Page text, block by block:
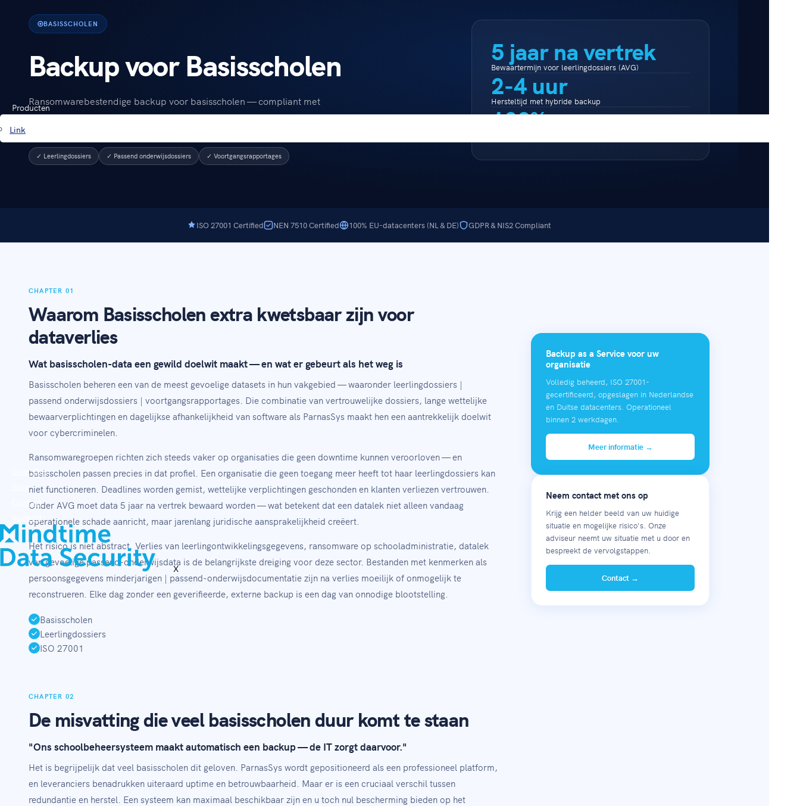
Producten
Link
Over Ons
Contact
Support
X
BASISSCHOLEN
Backup voor Basisscholen
Ransomwarebestendige backup voor basisscholen — compliant met
AVG, gehost op Nederlandse bodem.
✓ Leerlingdossiers ✓ Passend onderwijsdossiers ✓ Voortgangsrapportages
5 jaar na vertrek
Bewaartermijn voor leerlingdossiers (AVG)
2-4 uur
Hersteltijd met hybride backup
100%
ISO 27001 Certified NEN 7510 Certified 100% EU-datacenters (NL & DE) GDPR & NIS2 Compliant
CHAPTER 01
Waarom Basisscholen extra kwetsbaar zijn voor
dataverlies
Wat basisscholen-data een gewild doelwit maakt — en wat er gebeurt als het weg is
Basisscholen beheren een van de meest gevoelige datasets in hun vakgebied — waaronder leerlingdossiers |
passend onderwijsdossiers | voortgangsrapportages. Die combinatie van vertrouwelijke dossiers, lange wettelijke
bewaarverplichtingen en dagelijkse afhankelijkheid van software als ParnasSys maakt hen een aantrekkelijk doelwit
voor cybercriminelen.
Ransomwaregroepen richten zich steeds vaker op organisaties die geen downtime kunnen veroorloven — en
basisscholen passen precies in dat profiel. Een organisatie die geen toegang meer heeft tot haar leerlingdossiers kan
niet functioneren. Deadlines worden gemist, wettelijke verplichtingen geschonden en klanten verliezen vertrouwen.
Onder AVG moet data 5 jaar na vertrek bewaard worden — wat betekent dat een datalek niet alleen vandaag
operationele schade aanricht, maar jarenlang juridische aansprakelijkheid creëert.
Het risico is niet abstract. Verlies van leerlingontwikkelingsgegevens, ransomware op schooladministratie, datalek
van gevoelige passend-onderwijsdata is de belangrijkste dreiging voor deze sector. Bestanden met kenmerken als
persoonsgegevens minderjarigen | passend-onderwijsdocumentatie zijn na verlies moeilijk of onmogelijk te
reconstrueren. Elke dag zonder een geverifieerde, externe backup is een dag van onnodige blootstelling.
Basisscholen
Leerlingdossiers
ISO 27001
CHAPTER 02
De misvatting die veel basisscholen duur komt te staan
"Ons schoolbeheersysteem maakt automatisch een backup — de IT zorgt daarvoor."
Het is begrijpelijk dat veel basisscholen dit geloven. ParnasSys wordt gepositioneerd als een professioneel platform,
en leveranciers benadrukken uiteraard uptime en betrouwbaarheid. Maar er is een cruciaal verschil tussen
redundantie en herstel. Een systeem kan maximaal beschikbaar zijn en u toch nul bescherming bieden op het
Backup as a Service voor uw
organisatie
Volledig beheerd, ISO 27001-
gecertificeerd, opgeslagen in Nederlandse
en Duitse datacenters. Operationeel
binnen 2 werkdagen.
Meer informatie →
Neem contact met ons op
Krijg een helder beeld van uw huidige
situatie en mogelijke risico's. Onze
adviseur neemt uw situatie met u door en
bespreekt de vervolgstappen.
Contact →